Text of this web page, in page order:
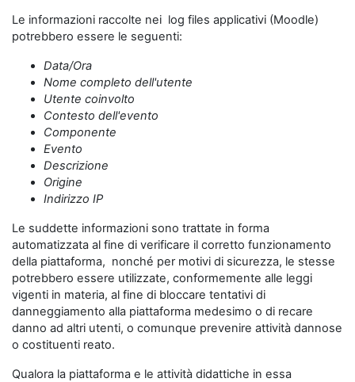
Le informazioni raccolte nei log files applicativi (Moodle)
potrebbero essere le seguenti:
Data/Ora
Nome completo dell'utente
Utente coinvolto
Contesto dell'evento
Componente
Evento
Descrizione
Origine
Indirizzo IP
Le suddette informazioni sono trattate in forma
automatizzata al fine di verificare il corretto funzionamento
della piattaforma, nonché per motivi di sicurezza, le stesse
potrebbero essere utilizzate, conformemente alle leggi
vigenti in materia, al fine di bloccare tentativi di
danneggiamento alla piattaforma medesimo o di recare
danno ad altri utenti, o comunque prevenire attività dannose
o costituenti reato.
Qualora la piattaforma e le attività didattiche in essa